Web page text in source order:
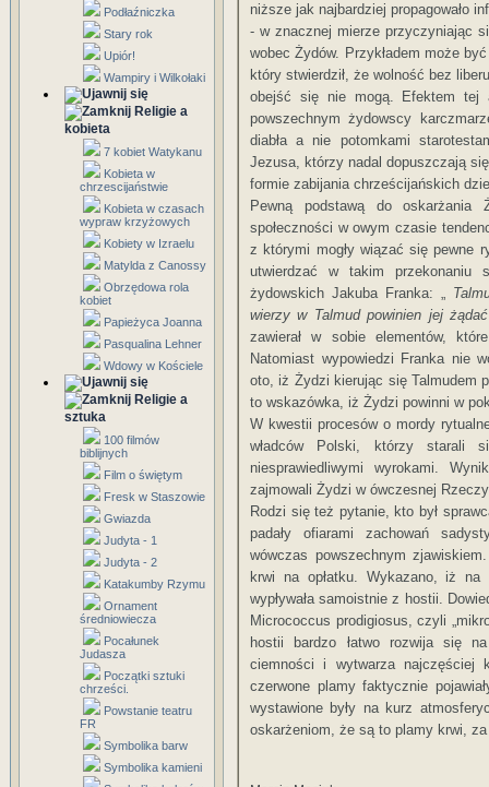
Podłaźniczka
Stary rok
Upiór!
Wampiry i Wilkołaki
Religie a
kobieta
7 kobiet Watykanu
Kobieta w
chrzescijaństwie
Kobieta w czasach
wypraw krzyżowych
Kobiety w Izraelu
Matylda z Canossy
Obrzędowa rola
kobiet
Papieżyca Joanna
Pasqualina Lehner
Wdowy w Kościele
Religie a
sztuka
100 filmów
biblijnych
Film o świętym
Fresk w Staszowie
Gwiazda
Judyta - 1
Judyta - 2
Katakumby Rzymu
Ornament
średniowiecza
Pocałunek
Judasza
Początki sztuki
chrześci.
Powstanie teatru
FR
Symbolika barw
Symbolika kamieni
niższe jak najbardziej propagowało
- w znacznej mierze przyczyniając
wobec Żydów. Przykładem może
który stwierdził, że wolność bez
obejść się nie mogą. Efektem tej
powszechnym żydowscy
diabła a nie potomkami
Jezusa, którzy nadal dopuszczają
formie zabijania chrześcijańskich
Pewną podstawą do
społeczności w owym czasie
z którymi mogły wiązać się pewne
utwierdzać w takim przekonaniu
żydowskich Jakuba Franka: „
wierzy w Talmud powinien jej
zawierał w sobie elementów,
Natomiast wypowiedzi Franka nie
oto, iż Żydzi kierując się Talmudem
to wskazówka, iż Żydzi powinni w
W kwestii procesów o mordy
władców Polski, którzy starali
niesprawiedliwymi wyrokami.
zajmowali Żydzi w ówczesnej
Rodzi się też pytanie, kto był
padały ofiarami zachowań
wówczas powszechnym
krwi na opłatku. Wykazano, iż
wypływała samoistnie z hostii.
Micrococcus prodigiosus, czyli
hostii bardzo łatwo rozwija się
ciemności i wytwarza najczęściej
czerwone plamy faktycznie
wystawione były na kurz
oskarżeniom, że są to plamy krwi,